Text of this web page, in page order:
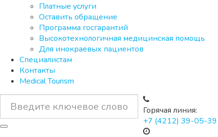
Платные услуги
Оставить обращение
Программа госгарантий
Высокотехнологичная медицинская помощь
Для инокраевых пациентов
Специалистам
Контакты
Medical Tourism
Горячая линия:
+7 (4212) 39-05-39